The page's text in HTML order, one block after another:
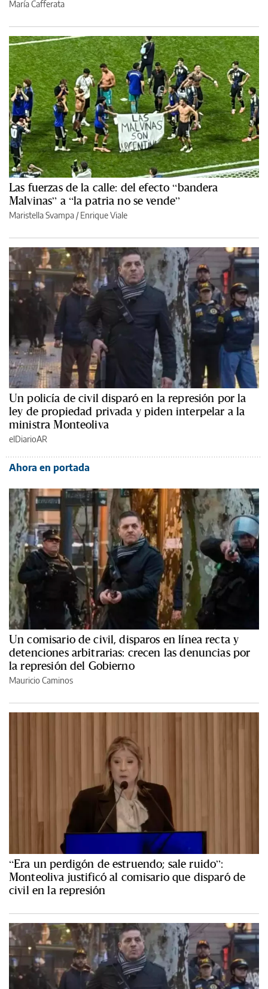
María Cafferata
Las fuerzas de la calle: del efecto “bandera
Malvinas” a “la patria no se vende”
Maristella Svampa /Enrique Viale
Un policía de civil disparó en la represión por la
ley de propiedad privada y piden interpelar a la
ministra Monteoliva
elDiarioAR
Ahora en portada
Un comisario de civil, disparos en línea recta y
detenciones arbitrarias: crecen las denuncias por
la represión del Gobierno
Mauricio Caminos
“Era un perdigón de estruendo; sale ruido”:
Monteoliva justificó al comisario que disparó de
civil en la represión